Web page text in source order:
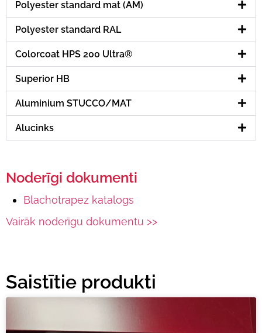
Polyester standard mat (AM)
Polyester standard RAL
Colorcoat HPS 200 Ultra®
Superior HB
Aluminium STUCCO/MAT
Alucinks
Noderīgi dokumenti
Blachotrapez katalogs
Vairāk noderīgu dokumentu >>
Saistītie produkti